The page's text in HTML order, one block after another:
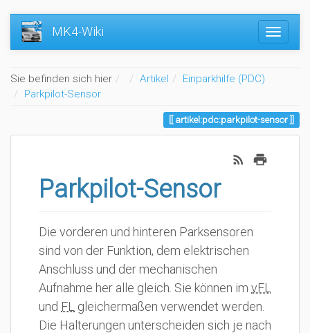
MK4-Wiki
Sie befinden sich hier Home
Artikel
Einparkhilfe (PDC)
Parkpilot-Sensor
artikel:pdc:parkpilot-sensor
Parkpilot-Sensor
Die vorderen und hinteren Parksensoren
sind von der Funktion, dem elektrischen
Anschluss und der mechanischen
Aufnahme her alle gleich. Sie können im vFL
und FL gleichermaßen verwendet werden.
Die Halterungen unterscheiden sich je nach